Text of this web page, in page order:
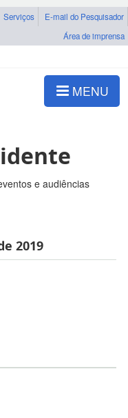
Serviços
E-mail do Pesquisador
Área de imprensa
MENU
e audiências
2019